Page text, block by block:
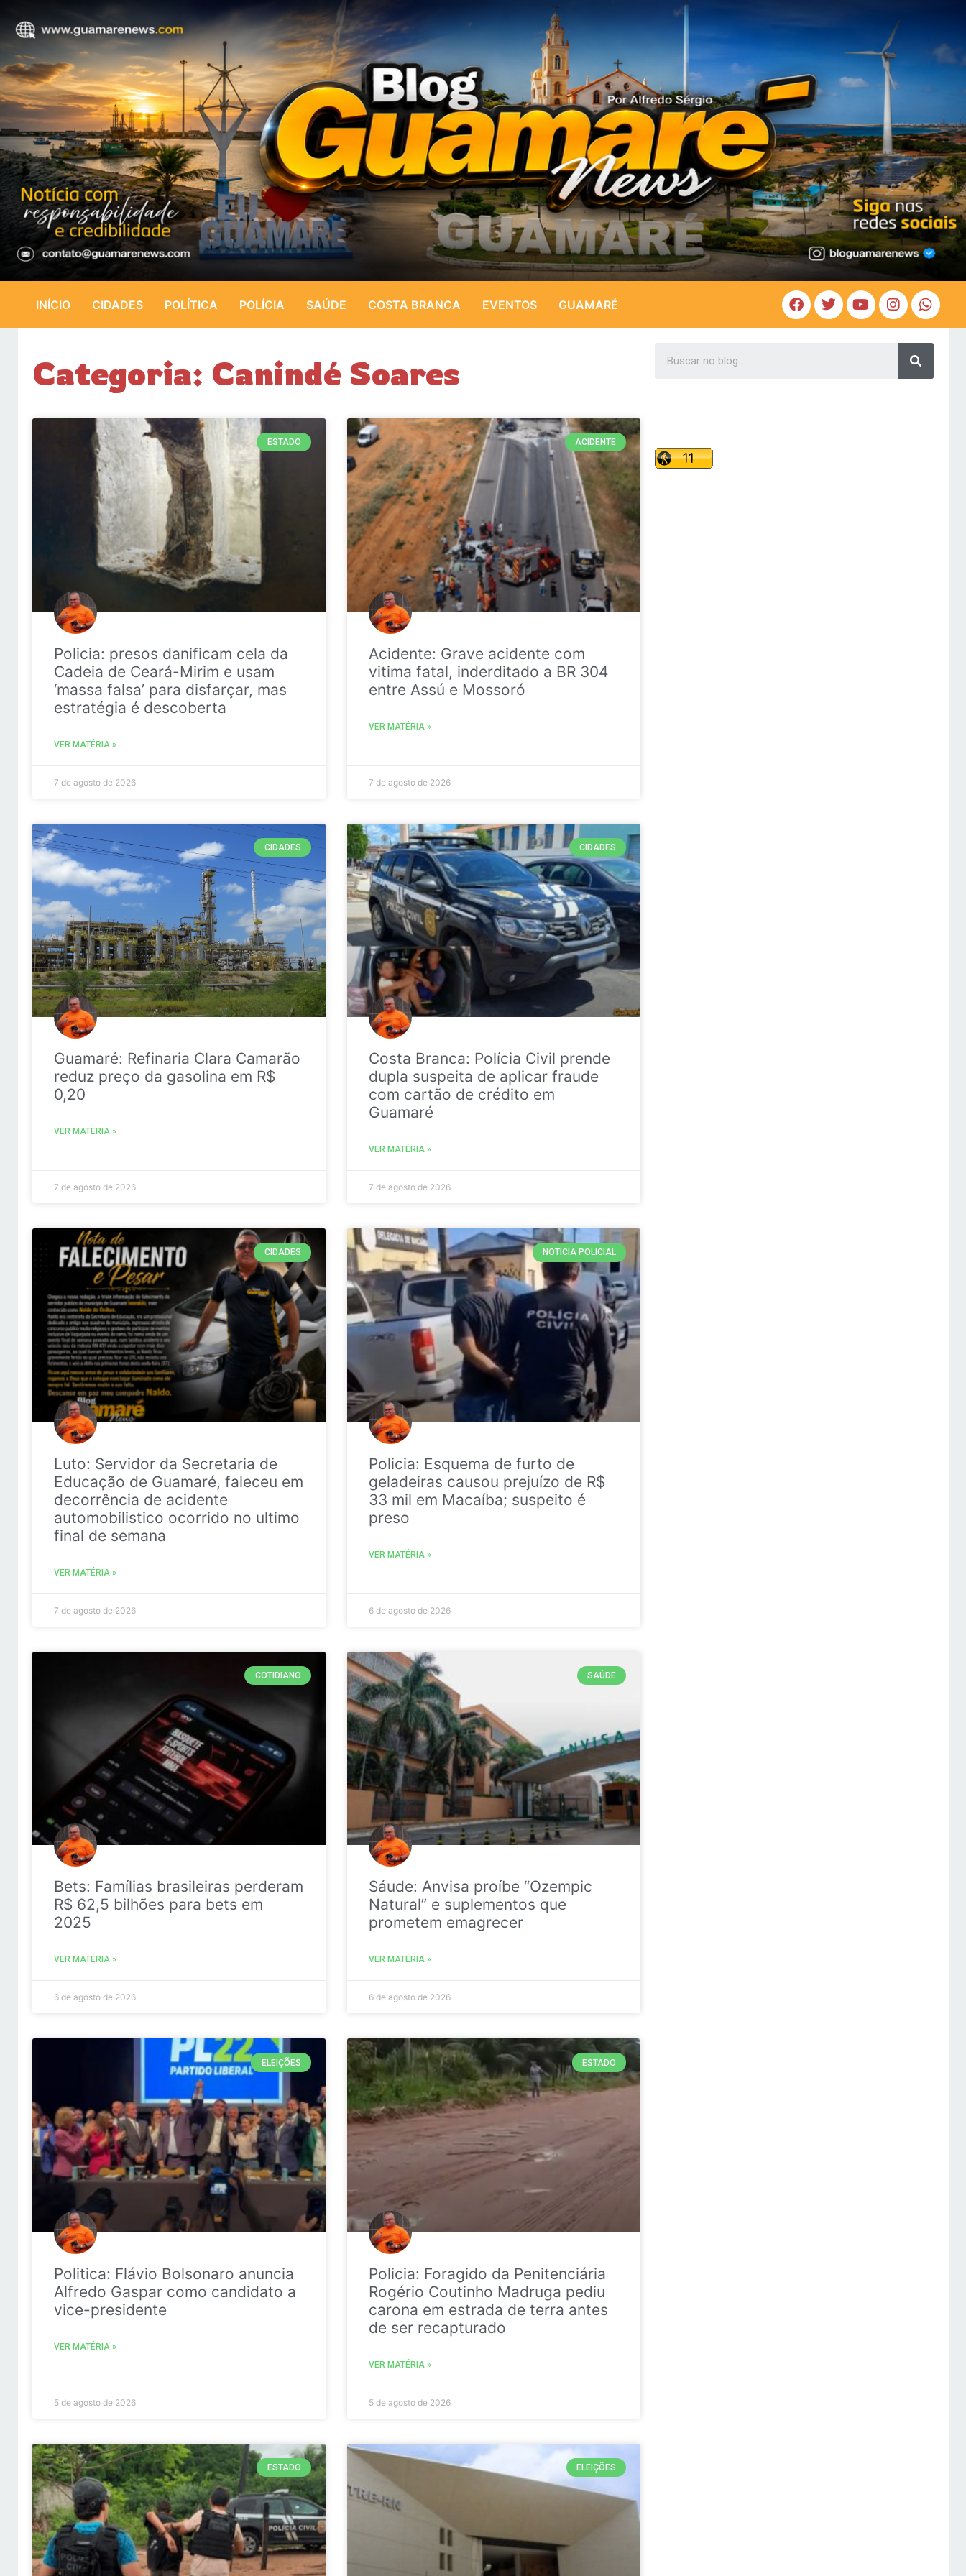
INÍCIO CIDADES POLÍTICA POLÍCIA SAÚDE COSTA BRANCA EVENTOS GUAMARÉ
Categoria: Canindé Soares
ESTADO
Policia: presos danificam cela da
Cadeia de Ceará-Mirim e usam
‘massa falsa’ para disfarçar, mas
estratégia é descoberta
VER MATÉRIA »
7 de agosto de 2026
ACIDENTE
Acidente: Grave acidente com
vitima fatal, inderditado a BR 304
entre Assú e Mossoró
VER MATÉRIA »
7 de agosto de 2026
CIDADES
Guamaré: Refinaria Clara Camarão
reduz preço da gasolina em R$
0,20
VER MATÉRIA »
7 de agosto de 2026
CIDADES
Costa Branca: Polícia Civil prende
dupla suspeita de aplicar fraude
com cartão de crédito em
Guamaré
VER MATÉRIA »
7 de agosto de 2026
CIDADES
Luto: Servidor da Secretaria de
Educação de Guamaré, faleceu em
decorrência de acidente
automobilistico ocorrido no ultimo
final de semana
VER MATÉRIA »
7 de agosto de 2026
NOTICIA POLICIAL
Policia: Esquema de furto de
geladeiras causou prejuízo de R$
33 mil em Macaíba; suspeito é
preso
VER MATÉRIA »
6 de agosto de 2026
COTIDIANO
Bets: Famílias brasileiras perderam
R$ 62,5 bilhões para bets em
2025
VER MATÉRIA »
6 de agosto de 2026
SAÚDE
Sáude: Anvisa proíbe “Ozempic
Natural” e suplementos que
prometem emagrecer
VER MATÉRIA »
6 de agosto de 2026
ELEIÇÕES
Politica: Flávio Bolsonaro anuncia
Alfredo Gaspar como candidato a
vice-presidente
VER MATÉRIA »
5 de agosto de 2026
ESTADO
Policia: Foragido da Penitenciária
Rogério Coutinho Madruga pediu
carona em estrada de terra antes
de ser recapturado
VER MATÉRIA »
5 de agosto de 2026
ESTADO ELEIÇÕES